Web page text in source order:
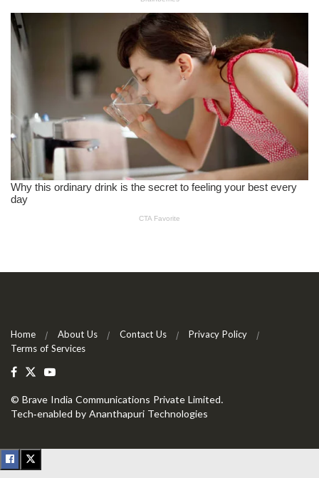
Home About Us Contact Us
Privacy Policy
Terms of Services
© Brave India Communications Private Limited.
Tech-enabled by Ananthapuri Technologies